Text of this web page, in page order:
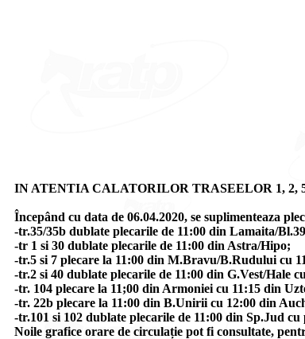
IN ATENTIA CALATORILOR TRASEELOR 1, 2, 5,
Începând cu data de 06.04.2020, se suplimenteaza
-tr.35/35b dublate plecarile de 11:00 din Lamaita/
-tr 1 si 30 dublate plecarile de 11:00 din Astra/Hipo;
-tr.5 si 7 plecare la 11:00 din M.Bravu/B.Rudului cu
-tr.2 si 40 dublate plecarile de 11:00 din G.Vest/Hale
-tr. 104 plecare la 11;00 din Armoniei cu 11:15 din
-tr. 22b plecare la 11:00 din B.Unirii cu 12:00 din
-tr.101 si 102 dublate plecarile de 11:00 din Sp.Jud
Noile grafice orare de circulație pot fi consultate,